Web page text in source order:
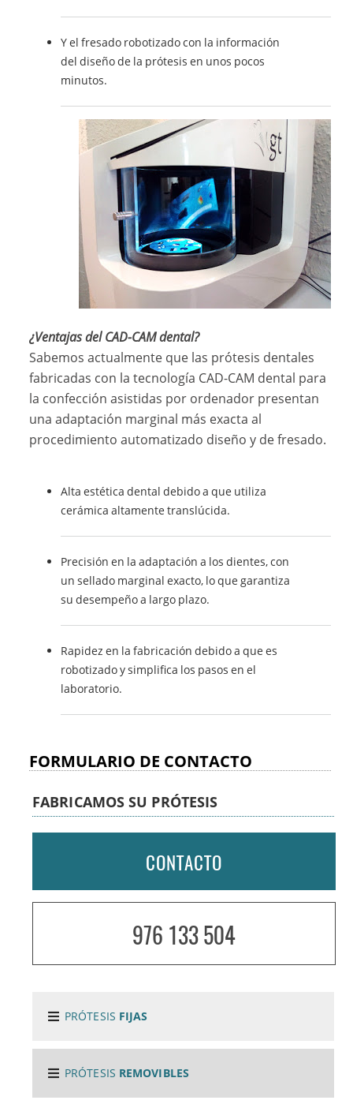
Y el fresado robotizado con la información
del diseño de la prótesis en unos pocos
minutos.
¿Ventajas del CAD-CAM dental?
Sabemos actualmente que las prótesis dentales
fabricadas con la tecnología CAD-CAM dental para
la confección asistidas por ordenador presentan
una adaptación marginal más exacta al
procedimiento automatizado diseño y de fresado.
Alta estética dental debido a que utiliza
cerámica altamente translúcida.
Precisión en la adaptación a los dientes, con
un sellado marginal exacto, lo que garantiza
su desempeño a largo plazo.
Rapidez en la fabricación debido a que es
robotizado y simplifica los pasos en el
laboratorio.
FORMULARIO DE CONTACTO
FABRICAMOS SU PRÓTESIS
CONTACTO
976 133 504
PRÓTESIS FIJAS
PRÓTESIS REMOVIBLES